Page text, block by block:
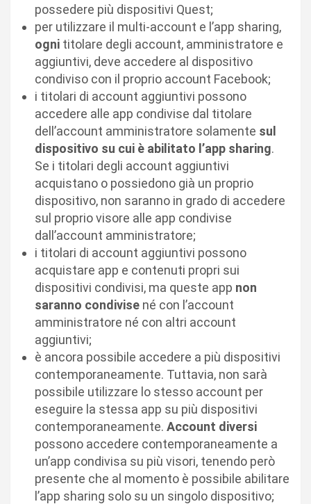
possedere più dispositivi Quest;
per utilizzare il multi-account e l’app sharing,
ogni titolare degli account, amministratore e
aggiuntivi, deve accedere al dispositivo
condiviso con il proprio account Facebook;
i titolari di account aggiuntivi possono
accedere alle app condivise dal titolare
dell’account amministratore solamente sul
dispositivo su cui è abilitato l’app sharing.
Se i titolari degli account aggiuntivi
acquistano o possiedono già un proprio
dispositivo, non saranno in grado di accedere
sul proprio visore alle app condivise
dall’account amministratore;
i titolari di account aggiuntivi possono
acquistare app e contenuti propri sui
dispositivi condivisi, ma queste app non
saranno condivise né con l’account
amministratore né con altri account
aggiuntivi;
è ancora possibile accedere a più dispositivi
contemporaneamente. Tuttavia, non sarà
possibile utilizzare lo stesso account per
eseguire la stessa app su più dispositivi
contemporaneamente. Account diversi
possono accedere contemporaneamente a
un’app condivisa su più visori, tenendo però
presente che al momento è possibile abilitare
l’app sharing solo su un singolo dispositivo;